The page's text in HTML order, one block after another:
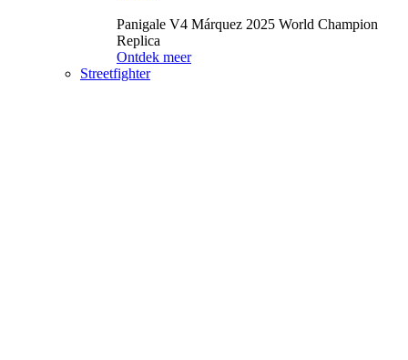
Panigale V4 Márquez 2025 World Champion
Replica
Ontdek meer
Streetfighter